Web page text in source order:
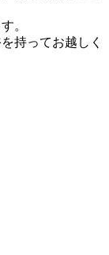
。
持ってお越しく